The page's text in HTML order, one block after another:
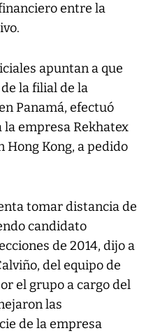
entre la
apuntan a que
la filial de la
Panamá, efectuó
la empresa Rekhatex
Hong Kong, a pedido
tomar distancia de
candidato
de 2014, dijo a
del equipo de
el grupo a cargo del
las
de la empresa